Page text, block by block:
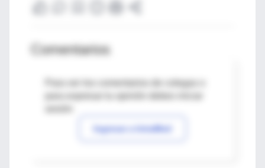
Comentarios
Para ver los comentarios de colegas o
Ingresar a IntraMed